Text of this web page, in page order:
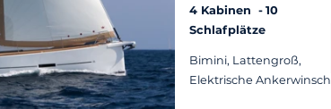
4 Kabinen
10
Schlafplätze
Bimini, Lattengroß,
Elektrische Ankerwinsch